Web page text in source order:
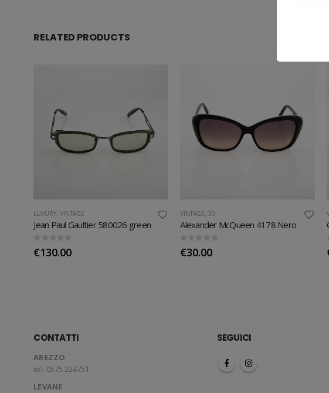
RELATED PRODUCTS
LUXURY,VINTAGE
Jean Paul Gaultier 580026 green
0out of 5
€130.00
VINTAGE, 30
Alexander McQueen 4178 Nero
0out of 5
€30.00
CONTATTI
AREZZO
tel. 0575.324751
LEVANE
SEGUICI